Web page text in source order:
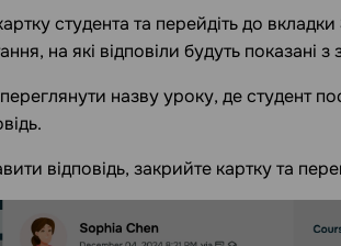
студента та перейдіть до вкладки
на які відповіли будуть показані
назву уроку, де студент
відповідь, закрийте картку та